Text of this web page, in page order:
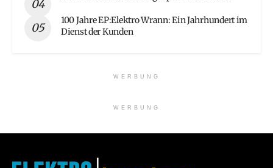
100 Jahre EP:Elektro Wrann: Ein Jahrhundert im
Dienst der Kunden
WERBUNG
WERBUNG